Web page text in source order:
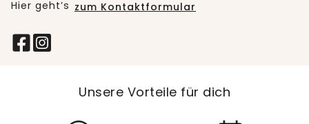
Hier geht’s zum Kontaktformular
Unsere Vorteile für dich